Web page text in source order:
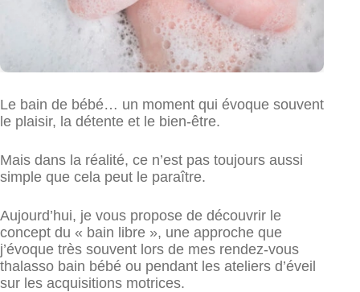
Le bain de bébé… un moment qui évoque souvent
le plaisir, la détente et le bien-être.
Mais dans la réalité, ce n’est pas toujours aussi
simple que cela peut le paraître.
Aujourd’hui, je vous propose de découvrir le
concept du « bain libre », une approche que
j’évoque très souvent lors de mes rendez-vous
thalasso bain bébé ou pendant les ateliers d’éveil
sur les acquisitions motrices.